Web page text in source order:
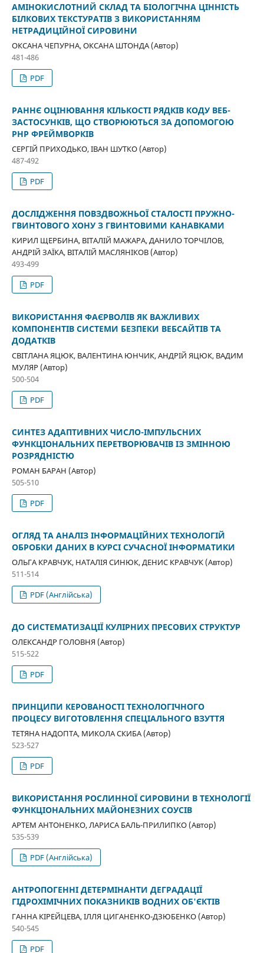
АМІНОКИСЛОТНИЙ СКЛАД ТА БІОЛОГІЧНА ЦІННІСТЬ
БІЛКОВИХ ТЕКСТУРАТІВ З ВИКОРИСТАННЯМ
НЕТРАДИЦІЙНОЇ СИРОВИНИ
ОКСАНА ЧЕПУРНА, ОКСАНА ШТОНДА (Автор)
481-486
PDF
РАННЄ ОЦІНЮВАННЯ КІЛЬКОСТІ РЯДКІВ КОДУ ВЕБ-
ЗАСТОСУНКІВ, ЩО СТВОРЮЮТЬСЯ ЗА ДОПОМОГОЮ
PHP ФРЕЙМВОРКІВ
СЕРГІЙ ПРИХОДЬКО, ІВАН ШУТКО (Автор)
487-492
PDF
ДОСЛІДЖЕННЯ ПОВЗДВОЖНЬОЇ СТАЛОСТІ ПРУЖНО-
ГВИНТОВОГО ХОНУ З ГВИНТОВИМИ КАНАВКАМИ
КИРИЛ ЩЕРБИНА, ВІТАЛІЙ МАЖАРА, ДАНИЛО ТОРЧІЛОВ,
АНДРІЙ ЗАЇКА, ВІТАЛІЙ МАСЛЯНІКОВ (Автор)
493-499
PDF
ВИКОРИСТАННЯ ФАЄРВОЛІВ ЯК ВАЖЛИВИХ
КОМПОНЕНТІВ СИСТЕМИ БЕЗПЕКИ ВЕБСАЙТІВ ТА
ДОДАТКІВ
СВІТЛАНА ЯЦЮК, ВАЛЕНТИНА ЮНЧИК, АНДРІЙ ЯЦЮК, ВАДИМ
МУЛЯР (Автор)
500-504
PDF
СИНТЕЗ АДАПТИВНИХ ЧИСЛО-ІМПУЛЬСНИХ
ФУНКЦІОНАЛЬНИХ ПЕРЕТВОРЮВАЧІВ ІЗ ЗМІННОЮ
РОЗРЯДНІСТЮ
РОМАН БАРАН (Автор)
505-510
PDF
ОГЛЯД ТА АНАЛІЗ ІНФОРМАЦІЙНИХ ТЕХНОЛОГІЙ
ОБРОБКИ ДАНИХ В КУРСІ СУЧАСНОЇ ІНФОРМАТИКИ
ОЛЬГА КРАВЧУК, НАТАЛІЯ СИНЮК, ДЕНИС КРАВЧУК (Автор)
511-514
PDF (Англійська)
ДО СИСТЕМАТИЗАЦІЇ КУЛІРНИХ ПРЕСОВИХ СТРУКТУР
ОЛЕКСАНДР ГОЛОВНЯ (Автор)
515-522
PDF
ПРИНЦИПИ КЕРОВАНОСТІ ТЕХНОЛОГІЧНОГО
ПРОЦЕСУ ВИГОТОВЛЕННЯ СПЕЦІАЛЬНОГО ВЗУТТЯ
ТЕТЯНА НАДОПТА, МИКОЛА СКИБА (Автор)
523-527
PDF
ВИКОРИСТАННЯ РОСЛИННОЇ СИРОВИНИ В ТЕХНОЛОГІЇ
ФУНКЦІОНАЛЬНИХ МАЙОНЕЗНИХ СОУСІВ
АРТЕМ АНТОНЕНКО, ЛАРИСА БАЛЬ-ПРИЛИПКО (Автор)
535-539
PDF (Англійська)
АНТРОПОГЕННІ ДЕТЕРМІНАНТИ ДЕГРАДАЦІЇ
ГІДРОХІМІЧНИХ ПОКАЗНИКІВ ВОДНИХ ОБ'ЄКТІВ
ГАННА КІРЕЙЦЕВА, ІЛЛЯ ЦИГАНЕНКО-ДЗЮБЕНКО (Автор)
540-545
PDF